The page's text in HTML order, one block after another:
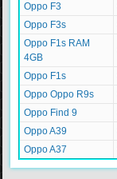
Oppo F3
Oppo F3s
Oppo F1s RAM
4GB
Oppo F1s
Oppo Oppo R9s
Oppo Find 9
Oppo A39
Oppo A37